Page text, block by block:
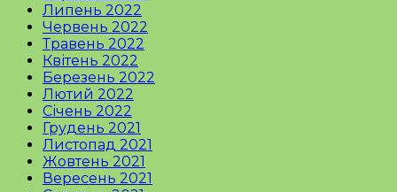
Липень 2022
Червень 2022
Травень 2022
Квітень 2022
Березень 2022
Лютий 2022
Січень 2022
Грудень 2021
Листопад 2021
Жовтень 2021
Вересень 2021